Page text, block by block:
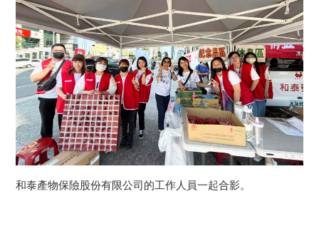
和泰產物保險股份有限公司的工作人員一起合影。